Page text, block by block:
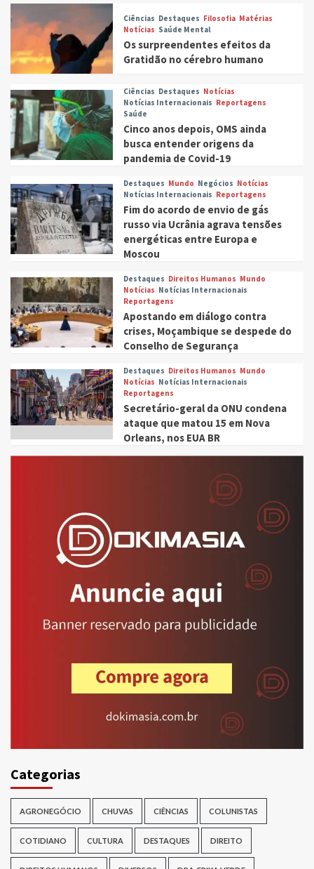
Ciências Destaques Filosofia Matérias
Notícias Saúde Mental
Os surpreendentes efeitos da
Gratidão no cérebro humano
Ciências Destaques Notícias
Notícias Internacionais Reportagens
Saúde
Cinco anos depois, OMS ainda
busca entender origens da
pandemia de Covid-19
Destaques Mundo Negócios Notícias
Notícias Internacionais Reportagens
Fim do acordo de envio de gás
russo via Ucrânia agrava tensões
energéticas entre Europa e
Moscou
Destaques Direitos Humanos Mundo
Notícias Notícias Internacionais
Reportagens
Apostando em diálogo contra
crises, Moçambique se despede do
Conselho de Segurança
Destaques Direitos Humanos Mundo
Notícias Notícias Internacionais
Reportagens
Secretário-geral da ONU condena
ataque que matou 15 em Nova
Orleans, nos EUA BR
Categorias
AGRONEGÓCIO CHUVAS CIÊNCIAS COLUNISTAS
COTIDIANO CULTURA DESTAQUES DIREITO